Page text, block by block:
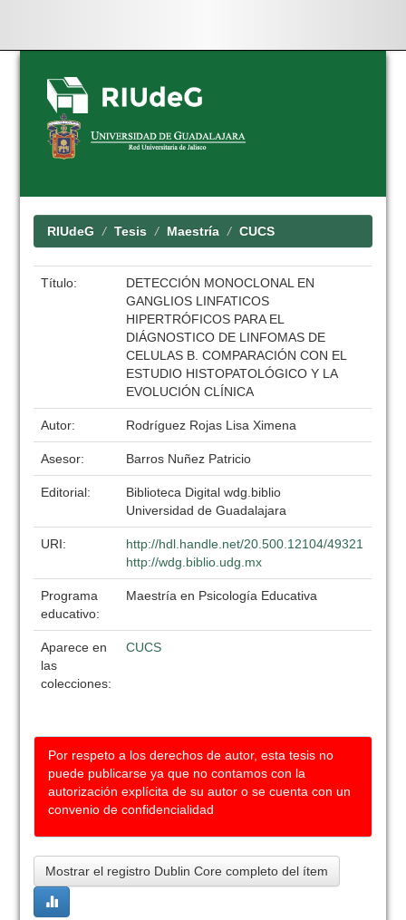
Skip
navigation
RIUdeG Tesis Maestría CUCS
Título:
DETECCIÓN MONOCLONAL EN
GANGLIOS LINFATICOS
HIPERTRÓFICOS PARA EL
DIÁGNOSTICO DE LINFOMAS DE
CELULAS B. COMPARACIÓN CON EL
ESTUDIO HISTOPATOLÓGICO Y LA
EVOLUCIÓN CLÍNICA
Autor: Rodríguez Rojas Lisa Ximena
Asesor: Barros Nuñez Patricio
Editorial:
Biblioteca Digital wdg.biblio
Universidad de Guadalajara
URI:
http://hdl.handle.net/20.500.12104/49321
http://wdg.biblio.udg.mx
Programa
educativo:
Maestría en Psicología Educativa
Aparece en
las
colecciones:
CUCS
Por respeto a los derechos de autor, esta tesis no
puede publicarse ya que no contamos con la
autorización explícita de su autor o se cuenta con un
convenio de confidencialidad
Mostrar el registro Dublin Core completo del ítem